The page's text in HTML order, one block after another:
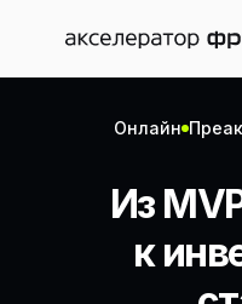
Онлайн
Из
к